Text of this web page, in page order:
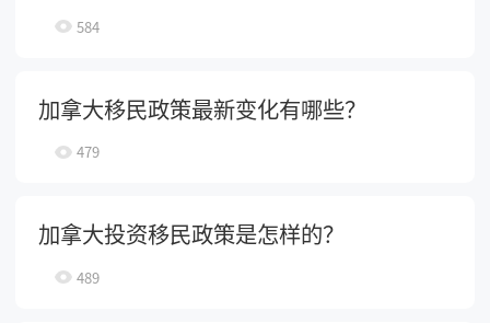
584
加拿大移民政策最新变化有哪些？
479
加拿大投资移民政策是怎样的？
489